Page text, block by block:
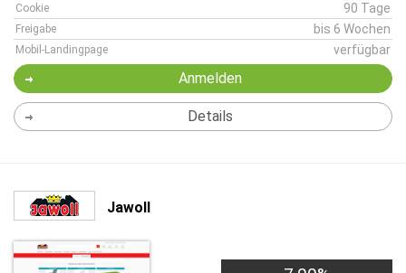
Cookie 90 Tage
Freigabe bis 6 Wochen
Mobil-Landingpage verfügbar
Anmelden
Details
Jawoll